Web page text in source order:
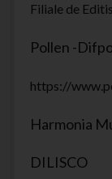
Filiale de Editis
Pollen -
https://
Harmonia
DILISCO